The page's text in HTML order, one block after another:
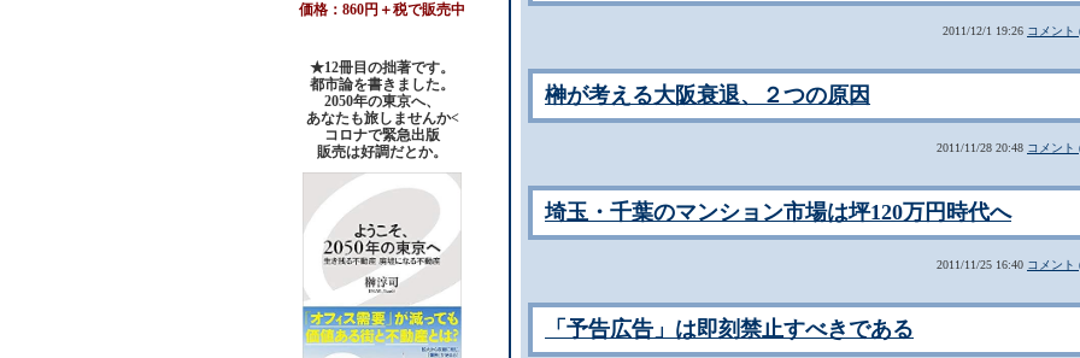
価格：860円＋税で販売中
★12冊目の拙著です。
都市論を書きました。
2050年の東京へ、
あなたも旅しませんか<
コロナで緊急出版
販売は好調だとか。
2011/12/1 19:26 コメント
榊が考える大阪衰退、２つの原因
2011/11/28 20:48 コメント
埼玉・千葉のマンション市場は坪120万円時代へ
2011/11/25 16:40 コメント
「予告広告」は即刻禁止すべきである